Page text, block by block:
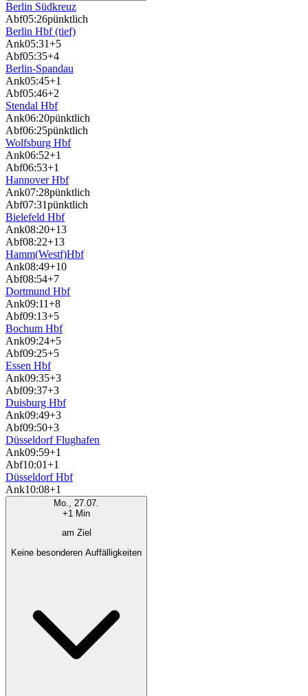
Berlin Südkreuz
Abf05:26pünktlich
Berlin Hbf (tief)
Ank05:31+5
Abf05:35+4
Berlin-Spandau
Ank05:45+1
Abf05:46+2
Stendal Hbf
Ank06:20pünktlich
Abf06:25pünktlich
Wolfsburg Hbf
Ank06:52+1
Abf06:53+1
Hannover Hbf
Ank07:28pünktlich
Abf07:31pünktlich
Bielefeld Hbf
Ank08:20+13
Abf08:22+13
Hamm(Westf)Hbf
Ank08:49+10
Abf08:54+7
Dortmund Hbf
Ank09:11+8
Abf09:13+5
Bochum Hbf
Ank09:24+5
Abf09:25+5
Essen Hbf
Ank09:35+3
Abf09:37+3
Duisburg Hbf
Ank09:49+3
Abf09:50+3
Düsseldorf Flughafen
Ank09:59+1
Abf10:01+1
Düsseldorf Hbf
Ank10:08+1
Mo., 27.07.
+1 Min
am Ziel
Keine besonderen Auffälligkeiten